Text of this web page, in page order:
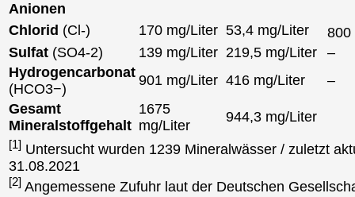
Anionen
Chlorid (Cl-) 170 mg/Liter 53,4 mg/Liter
Sulfat (SO4-2) 139 mg/Liter 219,5 mg/Liter
–
Hydrogencarbonat
(HCO3−)
901 mg/Liter 416 mg/Liter
–
Gesamt
Mineralstoffgehalt
1675
mg/Liter
944,3 mg/Liter
[1] Untersucht wurden 1239 Mineralwässer / zuletzt
31.08.2021
[2] Angemessene Zufuhr laut der Deutschen